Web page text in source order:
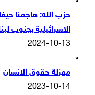
حزب الله: هاجمنا
الاسرائيلية بجنوب
2024-10-13
مهزلة حقوق الانسان
2023-10-14